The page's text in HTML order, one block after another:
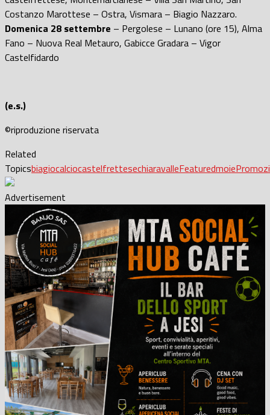
Costanzo Marottese – Ostra, Vismara – Biagio Nazzaro.
Domenica 28 settembre – Pergolese – Lunano (ore 15), Alma
Fano – Nuova Real Metauro, Gabicce Gradara – Vigor
Castelfidardo
(e.s.)
©riproduzione riservata
Related
TopicsbiagiocalciocastelfrettesechiaravalleFeaturedmoie
Advertisement